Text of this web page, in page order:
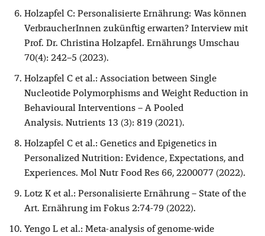
Holzapfel C: Personalisierte Ernährung: Was können
VerbraucherInnen zukünftig erwarten? Interview mit
Prof. Dr. Christina Holzapfel. Ernährungs Umschau
70(4): 242–5 (2023).
Holzapfel C et al.: Association between Single
Nucleotide Polymorphisms and Weight Reduction in
Behavioural Interventions – A Pooled
Analysis. Nutrients 13 (3): 819 (2021).
Holzapfel C et al.: Genetics and Epigenetics in
Personalized Nutrition: Evidence, Expectations, and
Experiences. Mol Nutr Food Res 66, 2200077 (2022).
Lotz K et al.: Personalisierte Ernährung – State of the
Art. Ernährung im Fokus 2:74-79 (2022).
Yengo L et al.: Meta-analysis of genome-wide